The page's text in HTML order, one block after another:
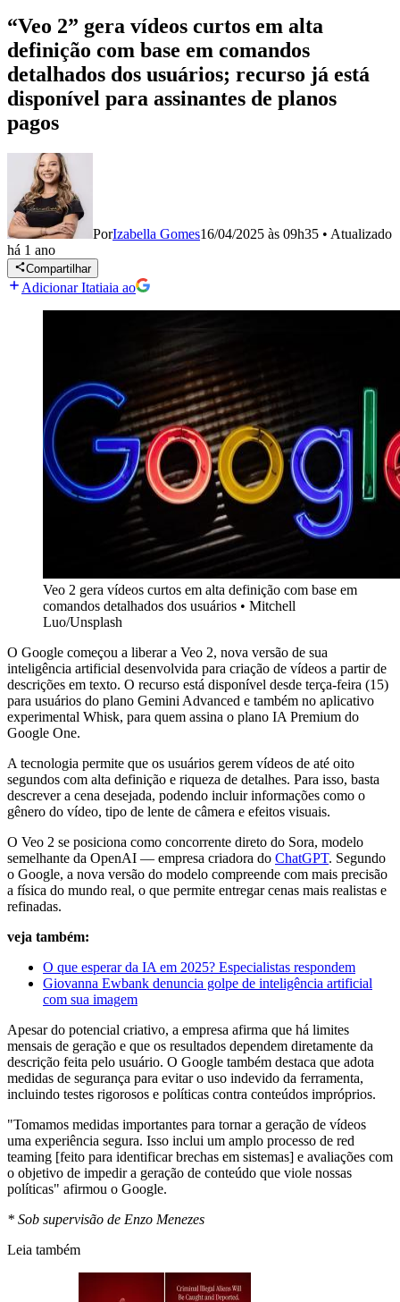
“Veo 2” gera vídeos curtos em alta
definição com base em comandos
detalhados dos usuários; recurso já está
disponível para assinantes de planos
pagos
PorIzabella Gomes16/04/2025 às 09h35 • Atualizado
há 1 ano
Compartilhar
Adicionar Itatiaia ao
Veo 2 gera vídeos curtos em alta definição com base em
comandos detalhados dos usuários • Mitchell
Luo/Unsplash
O Google começou a liberar a Veo 2, nova versão de sua
inteligência artificial desenvolvida para criação de vídeos a partir de
descrições em texto. O recurso está disponível desde terça-feira (15)
para usuários do plano Gemini Advanced e também no aplicativo
experimental Whisk, para quem assina o plano IA Premium do
Google One.
A tecnologia permite que os usuários gerem vídeos de até oito
segundos com alta definição e riqueza de detalhes. Para isso, basta
descrever a cena desejada, podendo incluir informações como o
gênero do vídeo, tipo de lente de câmera e efeitos visuais.
O Veo 2 se posiciona como concorrente direto do Sora, modelo
semelhante da OpenAI — empresa criadora do ChatGPT. Segundo
o Google, a nova versão do modelo compreende com mais precisão
a física do mundo real, o que permite entregar cenas mais realistas e
refinadas.
veja também:
O que esperar da IA em 2025? Especialistas respondem
Giovanna Ewbank denuncia golpe de inteligência artificial
com sua imagem
Apesar do potencial criativo, a empresa afirma que há limites
mensais de geração e que os resultados dependem diretamente da
descrição feita pelo usuário. O Google também destaca que adota
medidas de segurança para evitar o uso indevido da ferramenta,
incluindo testes rigorosos e políticas contra conteúdos impróprios.
"Tomamos medidas importantes para tornar a geração de vídeos
uma experiência segura. Isso inclui um amplo processo de red
teaming [feito para identificar brechas em sistemas] e avaliações com
o objetivo de impedir a geração de conteúdo que viole nossas
políticas" afirmou o Google.
* Sob supervisão de Enzo Menezes
Leia também